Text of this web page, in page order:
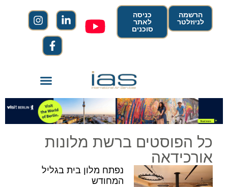
הרשמה
לניוזלטר
כניסה
לאתר
סוכנים
כל הפוסטים ברשת מלונות
אורכידאה
נפתח מלון בית בגליל
המחודש